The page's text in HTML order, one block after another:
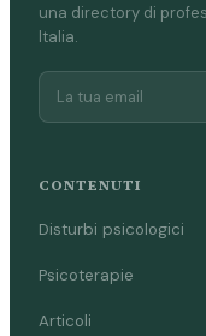
una directory di
Italia.
CONTENUTI
Disturbi psicologici
Psicoterapie
Articoli